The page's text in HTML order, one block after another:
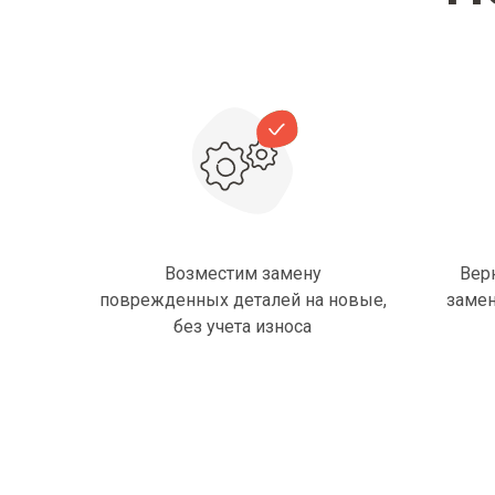
Возместим замену
поврежденных деталей на новые,
без учета износа